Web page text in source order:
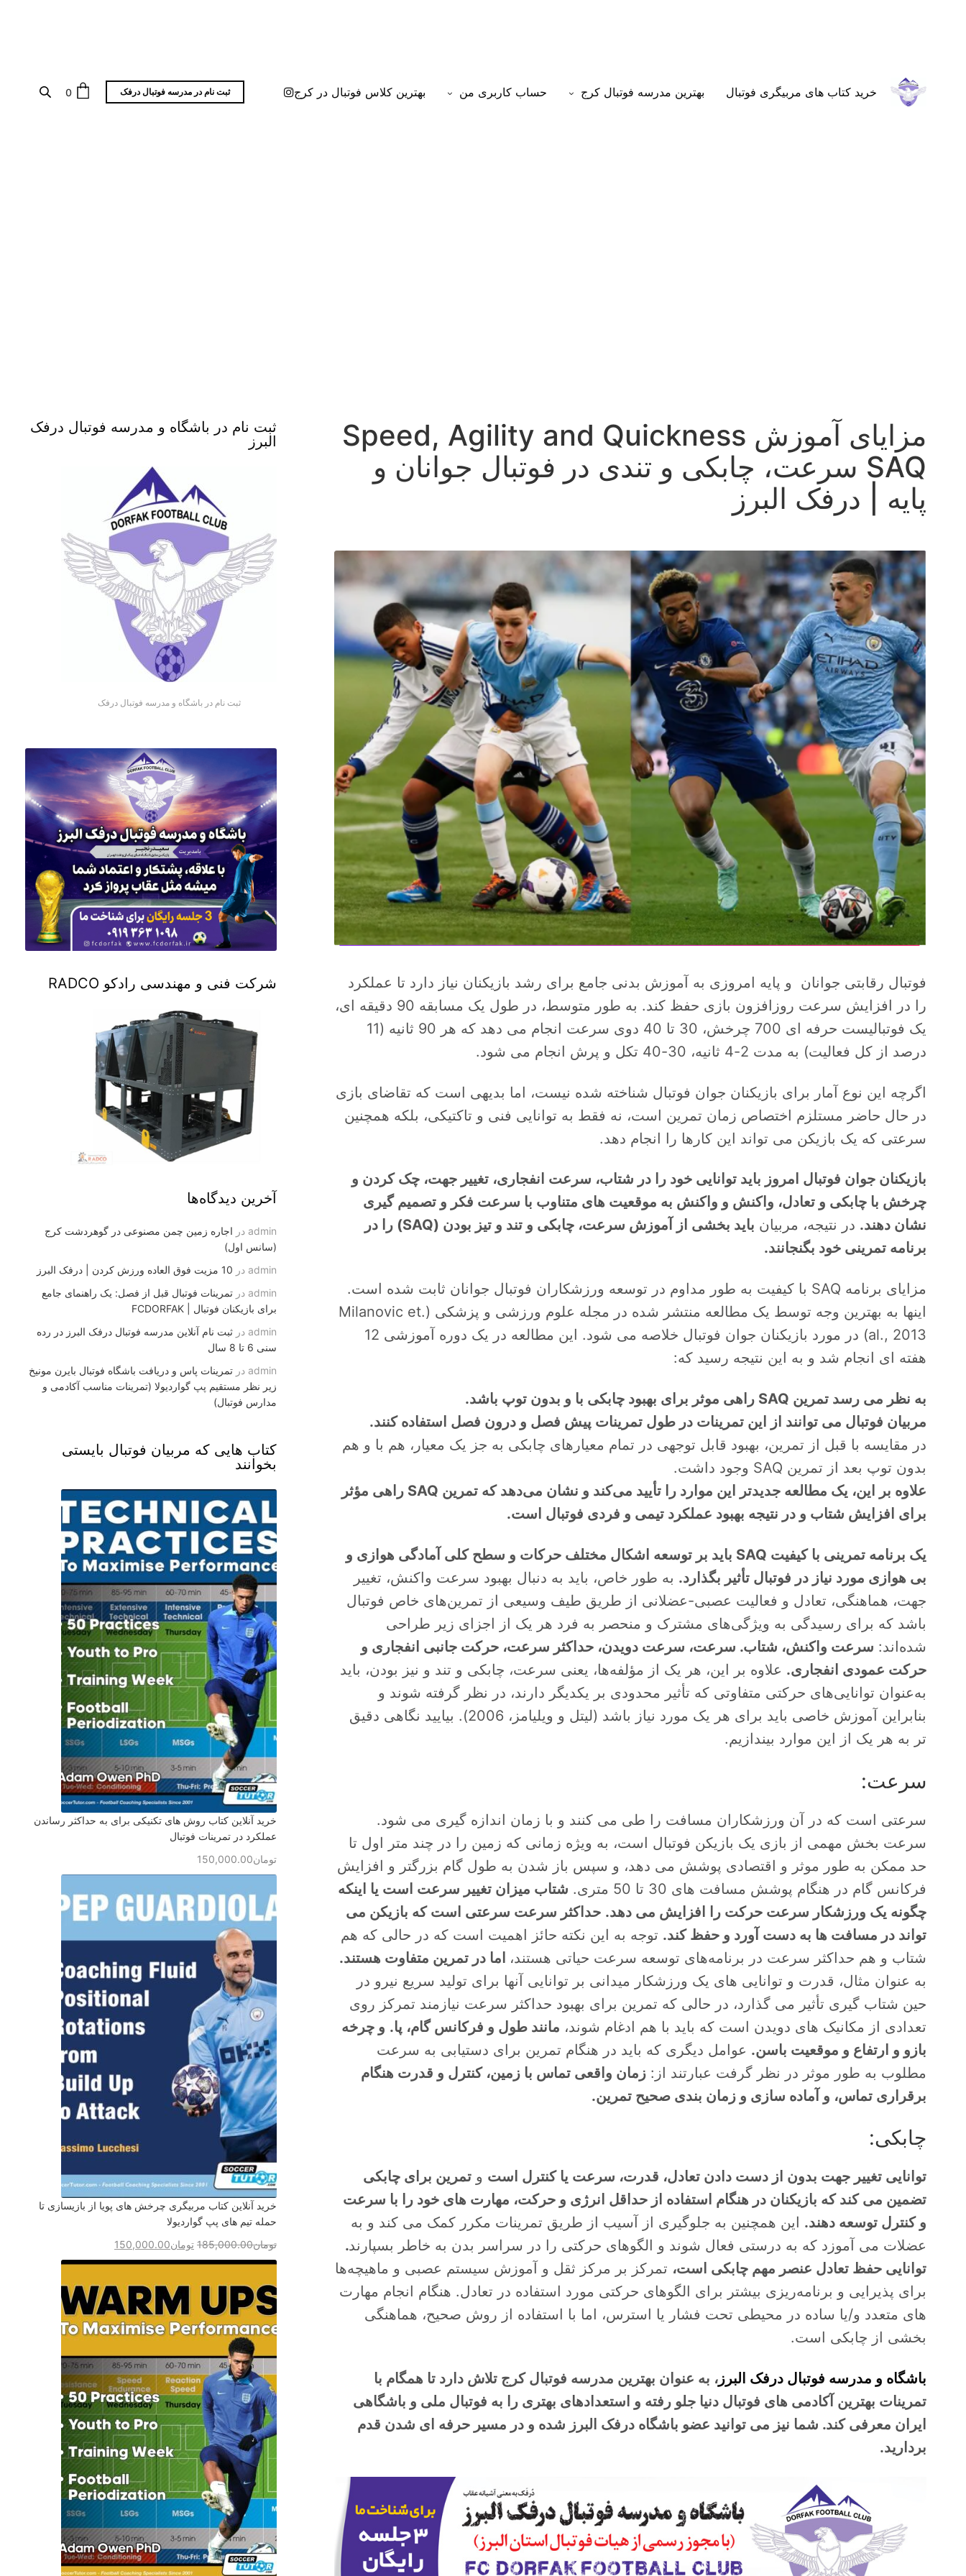
خرید کتاب های مربیگری فوتبال بهترین مدرسه فوتبال کرج حساب کاربری من بهترین کلاس فوتبال در کرج ثبت نام در مدرسه فوتبال درفک 0
مزایای آموزش Speed, Agility and Quickness
SAQ سرعت، چابکی و تندی در فوتبال جوانان و
پایه | درفک البرز
فوتبال رقابتی جوانان و پایه امروزی به آموزش بدنی جامع برای رشد بازیکنان نیاز دارد تا عملکرد
را در افزایش سرعت روزافزون بازی حفظ کند. به طور متوسط، در طول یک مسابقه 90 دقیقه ای،
یک فوتبالیست حرفه ای 700 چرخش، 30 تا 40 دوی سرعت انجام می دهد که هر 90 ثانیه (11
درصد از کل فعالیت) به مدت 2-4 ثانیه، 30-40 تکل و پرش انجام می شود.
اگرچه این نوع آمار برای بازیکنان جوان فوتبال شناخته شده نیست، اما بدیهی است که تقاضای بازی
در حال حاضر مستلزم اختصاص زمان تمرین است، نه فقط به توانایی فنی و تاکتیکی، بلکه همچنین
سرعتی که یک بازیکن می تواند این کارها را انجام دهد.
بازیکنان جوان فوتبال امروز باید توانایی خود را در شتاب، سرعت انفجاری، تغییر جهت، چک کردن و
چرخش با چابکی و تعادل، واکنش و واکنش به موقعیت های متناوب با سرعت فکر و تصمیم گیری
نشان دهند. در نتیجه، مربیان
باید بخشی از آموزش سرعت، چابکی و تند و تیز بودن (SAQ) را در
برنامه تمرینی خود بگنجانند.
مزایای برنامه SAQ با کیفیت به طور مداوم در توسعه ورزشکاران فوتبال جوانان ثابت شده است.
اینها به بهترین وجه توسط یک مطالعه منتشر شده در مجله علوم ورزشی و پزشکی (Milanovic et.
al., 2013) در مورد بازیکنان جوان فوتبال خلاصه می شود. این مطالعه در یک دوره آموزشی 12
هفته ای انجام شد و به این نتیجه رسید که:
به نظر می رسد تمرین SAQ راهی موثر برای بهبود چابکی با و بدون توپ باشد.
مربیان فوتبال می توانند از این تمرینات در طول تمرینات پیش فصل و درون فصل استفاده کنند.
در مقایسه با قبل از تمرین، بهبود قابل توجهی در تمام معیارهای چابکی به جز یک معیار، هم با و هم
بدون توپ بعد از تمرین SAQ وجود داشت.
علاوه بر این، یک مطالعه جدیدتر این موارد را تأیید می‌کند و نشان می‌دهد که تمرین SAQ راهی مؤثر
برای افزایش شتاب و در نتیجه بهبود عملکرد تیمی و فردی فوتبال است.
یک برنامه تمرینی با کیفیت SAQ باید بر توسعه اشکال مختلف حرکات و سطح کلی آمادگی هوازی و
بی هوازی مورد نیاز در فوتبال تأثیر بگذارد. به طور خاص، باید به دنبال بهبود سرعت واکنش، تغییر
جهت، هماهنگی، تعادل و فعالیت عصبی-عضلانی از طریق طیف وسیعی از تمرین‌های خاص فوتبال
باشد که برای رسیدگی به ویژگی‌های مشترک و منحصر به فرد هر یک از اجزای زیر طراحی
شده‌اند: سرعت واکنش، شتاب. سرعت، سرعت دویدن، حداکثر سرعت، حرکت جانبی انفجاری و
حرکت عمودی انفجاری. علاوه بر این، هر یک از مؤلفه‌ها، یعنی سرعت، چابکی و تند و نیز بودن، باید
به‌عنوان توانایی‌های حرکتی متفاوتی که تأثیر محدودی بر یکدیگر دارند، در نظر گرفته شوند و
بنابراین آموزش خاصی باید برای هر یک مورد نیاز باشد (لیتل و ویلیامز، 2006). بیایید نگاهی دقیق
تر به هر یک از این موارد بیندازیم.
سرعت:
سرعتی است که در آن ورزشکاران مسافت را طی می کنند و با زمان اندازه گیری می شود.
سرعت بخش مهمی از بازی یک بازیکن فوتبال است، به ویژه زمانی که زمین را در چند متر اول تا
حد ممکن به طور موثر و اقتصادی پوشش می دهد، و سپس باز شدن به طول گام بزرگتر و افزایش
فرکانس گام در هنگام پوشش مسافت های 30 تا 50 متری.
شتاب میزان تغییر سرعت است یا اینکه
چگونه یک ورزشکار سرعت حرکت را افزایش می دهد. حداکثر سرعت سرعتی است که بازیکن می
تواند در مسافت ها به دست آورد و حفظ کند. توجه به این نکته حائز اهمیت است که در حالی که هم
شتاب و هم حداکثر سرعت در برنامه‌های توسعه سرعت حیاتی هستند، اما در تمرین متفاوت هستند.
به عنوان مثال، قدرت و توانایی های یک ورزشکار میدانی بر توانایی آنها برای تولید سریع نیرو در
حین شتاب گیری تأثیر می گذارد، در حالی که تمرین برای بهبود حداکثر سرعت نیازمند تمرکز روی
تعدادی از مکانیک های دویدن است که باید با هم ادغام شوند، مانند طول و فرکانس گام، پا. و چرخه
بازو و ارتفاع و موقعیت باسن. عوامل دیگری که باید در هنگام تمرین برای دستیابی به سرعت
مطلوب به طور موثر در نظر گرفت عبارتند از:زمان واقعی تماس با زمین، کنترل و قدرت هنگام
برقراری تماس، و آماده سازی و زمان بندی صحیح تمرین.
چابکی:
توانایی تغییر جهت بدون از دست دادن تعادل، قدرت، سرعت یا کنترل است وتمرین برای چابکی
تضمین می کند که بازیکنان در هنگام استفاده از حداقل انرژی و حرکت، مهارت های خود را با سرعت
و کنترل توسعه دهند. این همچنین به جلوگیری از آسیب از طریق تمرینات مکرر کمک می کند و به
عضلات می آموزد که به درستی فعال شوند و الگوهای حرکتی را در سراسر بدن به خاطر بسپارند.
توانایی حفظ تعادل عنصر مهم چابکی است، تمرکز بر مرکز ثقل و آموزش سیستم عصبی و ماهیچه‌ها
برای پذیرایی و برنامه‌ریزی بیشتر برای الگوهای حرکتی مورد استفاده در تعادل. هنگام انجام مهارت
های متعدد و/یا ساده در محیطی تحت فشار یا استرس، اما با استفاده از روش صحیح، هماهنگی
بخشی از چابکی است.
باشگاه و مدرسه فوتبال درفک البرز، به عنوان بهترین مدرسه فوتبال کرج تلاش دارد تا همگام با
تمرینات بهترین آکادمی های فوتبال دنیا جلو رفته و استعدادهای بهتری را به فوتبال ملی و باشگاهی
ایران معرفی کند. شما نیز می توانید عضو باشگاه درفک البرز شده و در مسیر حرفه ای شدن قدم
بردارید.
ثبت نام در باشگاه و مدرسه فوتبال درفک
البرز
ثبت نام در باشگاه و مدرسه فوتبال درفک
شرکت فنی و مهندسی رادکو RADCO
آخرین دیدگاه‌ها
admin در اجاره زمین چمن مصنوعی در گوهردشت کرج
(سانس اول)
admin در 10 مزیت فوق العاده ورزش کردن | درفک البرز
admin در تمرینات فوتبال قبل از فصل: یک راهنمای جامع
برای بازیکنان فوتبال | FCDORFAK
admin در ثبت نام آنلاین مدرسه فوتبال درفک البرز در رده
سنی 6 تا 8 سال
admin در تمرینات پاس و دریافت باشگاه فوتبال بایرن مونیخ
زیر نظر مستقیم پپ گواردیولا (تمرینات مناسب آکادمی و
مدارس فوتبال)
کتاب هایی که مربیان فوتبال بایستی
بخوانند
خرید آنلاین کتاب روش های تکنیکی برای به حداکثر رساندن
عملکرد در تمرینات فوتبال
تومان150,000.00
خرید آنلاین کتاب مربیگری چرخش های پویا از بازیسازی تا
حمله تیم های پپ گواردیولا
تومان185,000.00 تومان150,000.00